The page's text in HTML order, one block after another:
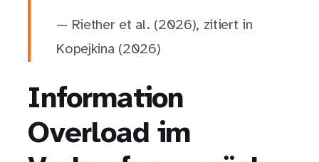
— Riether et al. (2026), zitiert in
Kopejkina (2026)
Information
Overload im